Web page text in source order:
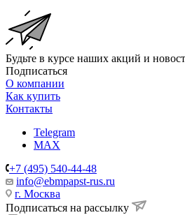
Будьте в курсе наших акций и
Подписаться
О компании
Как купить
Контакты
Telegram
MAX
+7 (495) 540-44-48
info@ebmpapst-rus.ru
г. Москва
Подписаться на рассылку